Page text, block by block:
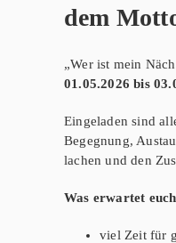
dem
„Wer ist mein
01.05.2026 bis
Eingeladen sind
Begegnung,
lachen und den
Was erwartet
viel Zeit für